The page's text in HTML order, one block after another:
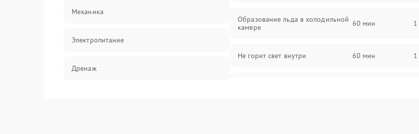
Механика
Электропитание
Дренаж
Образование льда в холодильной
камере
60 мин 1
Не горит свет внутри 60 мин 1